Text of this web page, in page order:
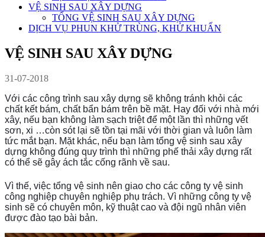
VỆ SINH SAU XÂY DỰNG
TỔNG VỆ SINH SAU XÂY DỰNG
DỊCH VỤ PHUN KHỬ TRÙNG, KHỬ KHUẨN
VỆ SINH SAU XÂY DỰNG
31-07-2018
Với các công trình sau xây dựng sẽ không tránh khỏi các
chất kết bám, chất bẩn bám trên bề mặt. Hay đối với nhà mới
xây, nếu bạn không làm sạch triệt để một lần thì những vết
sơn, xi …còn sót lại sẽ tồn tại mãi với thời gian và luôn làm
tức mắt bạn. Mặt khác, nếu bạn làm tổng vệ sinh sau xây
dựng không đúng quy trình thì những phế thải xây dựng rất
có thể sẽ gây ách tắc cống rãnh về sau.
Vì thế, việc tổng vệ sinh nên giao cho các công ty vệ sinh
công nghiệp chuyên nghiệp phụ trách. Vì những công ty vệ
sinh sẽ có chuyên môn, kỹ thuật cao và đội ngũ nhân viên
được đào tạo bài bản.